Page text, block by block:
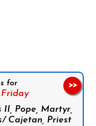
for
Friday
II, Pope, Martyr,
Cajetan, Priest
>>